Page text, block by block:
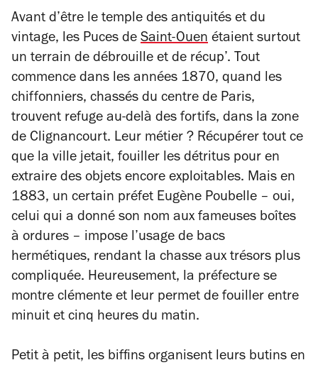
Avant d’être le temple des antiquités et du
vintage, les Puces de Saint-Ouen étaient surtout
un terrain de débrouille et de récup’. Tout
commence dans les années 1870, quand les
chiffonniers, chassés du centre de Paris,
trouvent refuge au-delà des fortifs, dans la zone
de Clignancourt. Leur métier ? Récupérer tout ce
que la ville jetait, fouiller les détritus pour en
extraire des objets encore exploitables. Mais en
1883, un certain préfet Eugène Poubelle – oui,
celui qui a donné son nom aux fameuses boîtes
à ordures – impose l’usage de bacs
hermétiques, rendant la chasse aux trésors plus
compliquée. Heureusement, la préfecture se
montre clémente et leur permet de fouiller entre
minuit et cinq heures du matin.
Petit à petit, les biffins organisent leurs butins en